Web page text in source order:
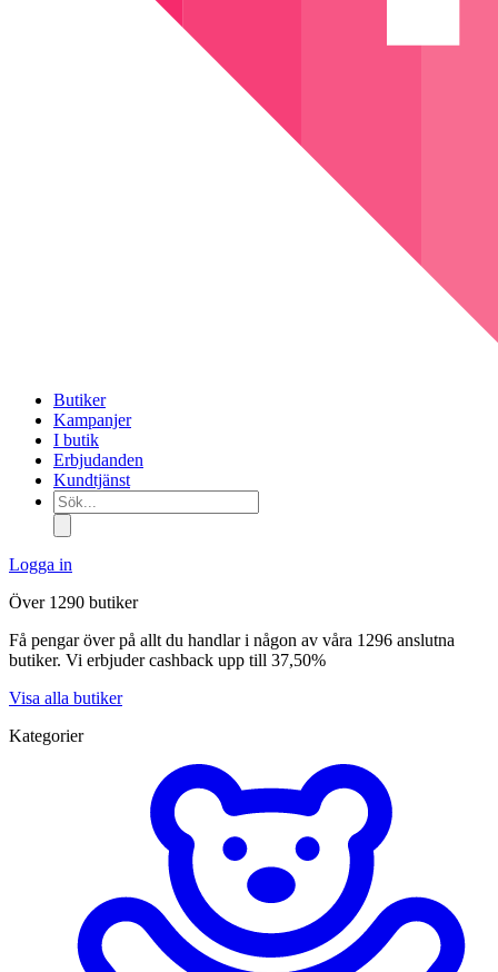
Butiker
Kampanjer
I butik
Erbjudanden
Kundtjänst
Sök...
Logga in
Över 1290 butiker
Få pengar över på allt du handlar i någon av våra 1296 anslutna
butiker. Vi erbjuder cashback upp till 37,50%
Visa alla butiker
Kategorier